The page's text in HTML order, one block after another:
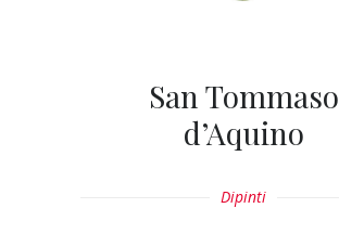
San Tommaso
d’Aquino
Dipinti